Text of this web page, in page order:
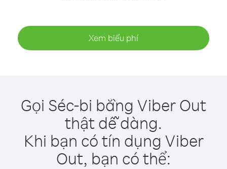
Xem biểu phí
Gọi Séc-bi bằng Viber Out
thật dễ dàng.
Khi bạn có tín dụng Viber
Out, bạn có thể: